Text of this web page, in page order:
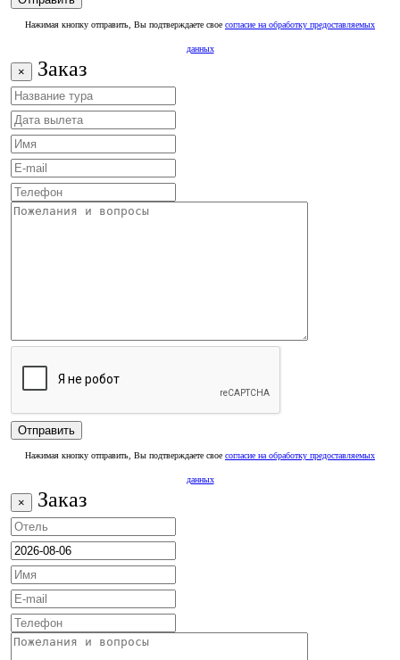
Нажимая кнопку отправить, Вы подтверждаете свое согласие на обработку предоставляемых
данных
× Заказ
Нажимая кнопку отправить, Вы подтверждаете свое согласие на обработку предоставляемых
данных
× Заказ